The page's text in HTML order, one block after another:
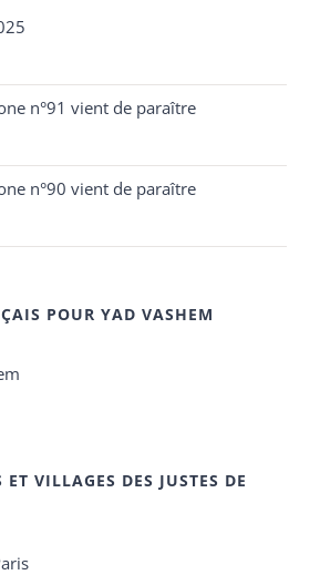
n°91 vient de paraître
n°90 vient de paraître
POUR YAD VASHEM
VILLAGES DES JUSTES DE